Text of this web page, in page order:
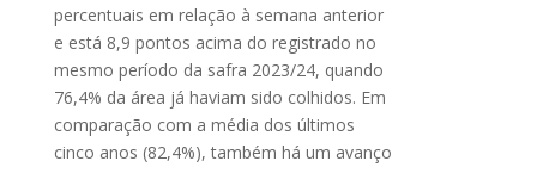
percentuais em relação à semana anterior
e está 8,9 pontos acima do registrado no
mesmo período da safra 2023/24, quando
76,4% da área já haviam sido colhidos. Em
comparação com a média dos últimos
cinco anos (82,4%), também há um avanço